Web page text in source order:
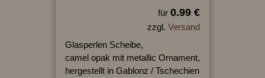
für 0.99 €
zzgl. Versand
Glasperlen Scheibe,
camel opak mit metallic Ornament,
hergestellt in Gablonz / Tschechien